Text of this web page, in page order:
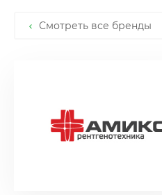
Смотреть все бренды